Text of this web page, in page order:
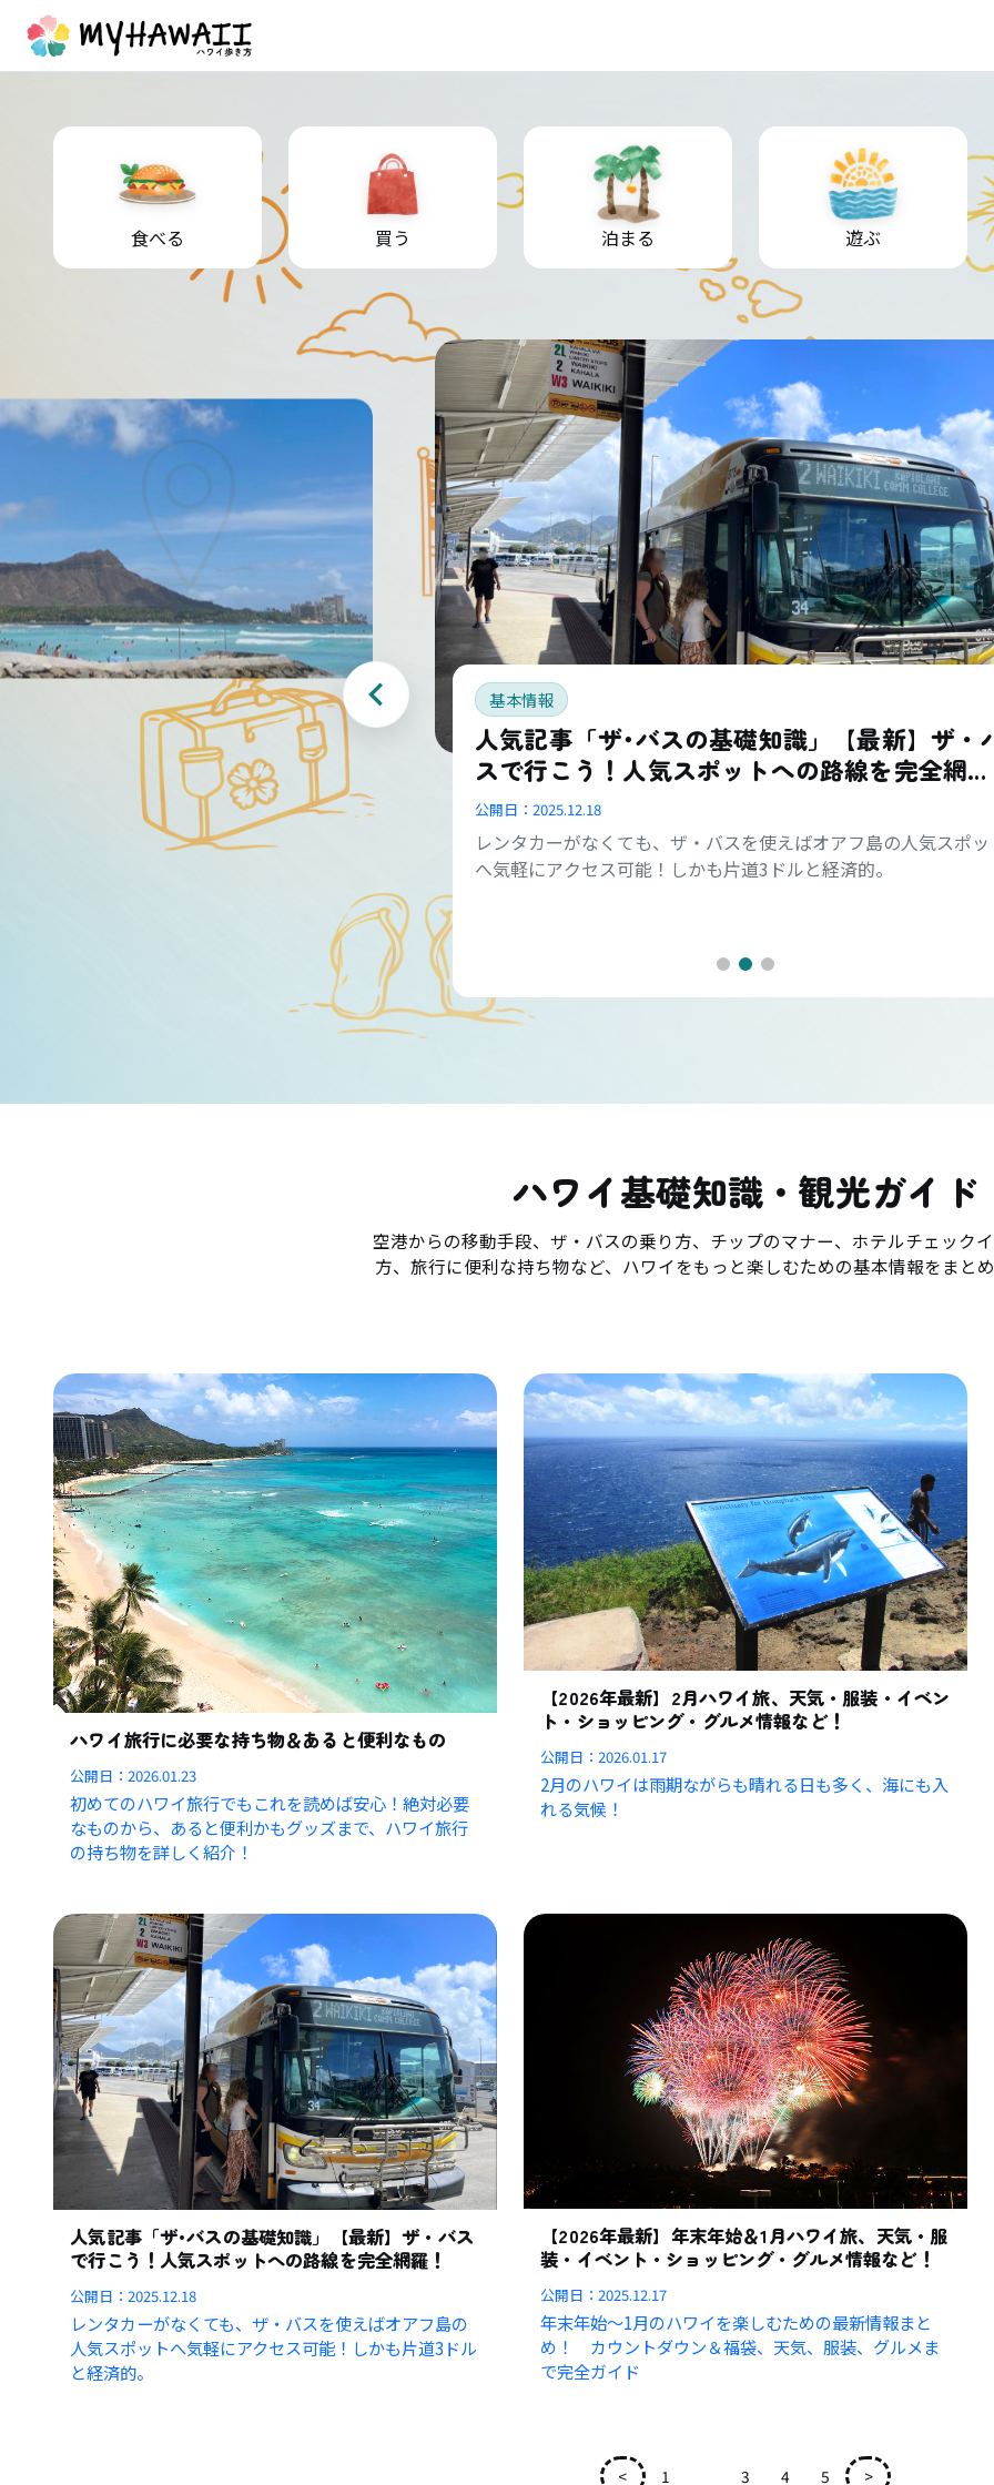
食べる 買う 泊まる 遊ぶ
基本情報
人気記事「ザ･バスの基礎知識」【最新】ザ・
スで行こう！人気スポットへの路線を完全網
羅！
公開日： 2025.12.18
レンタカーがなくても、ザ・バスを使えばオアフ島の人気スポ
へ気軽にアクセス可能！しかも片道3ドルと経済的。
ハワイ基礎知識・観光ガイド
空港からの移動手段、ザ・バスの乗り方、チップのマナー、ホテルチェック
方、旅行に便利な持ち物など、ハワイをもっと楽しむための基本情報をまと
ハワイ旅行に必要な持ち物＆あると便利なもの
公開日：2026.01.23
初めてのハワイ旅行でもこれを読めば安心！絶対必要
なものから、あると便利かもグッズまで、ハワイ旅行
の持ち物を詳しく紹介！
【2026年最新】2月ハワイ旅、天気・服装・イベン
ト・ショッピング・グルメ情報など！
公開日：2026.01.17
2月のハワイは雨期ながらも晴れる日も多く、海にも入
れる気候！
人気記事「ザ･バスの基礎知識」【最新】ザ・バス
で行こう！人気スポットへの路線を完全網羅！
公開日：2025.12.18
レンタカーがなくても、ザ・バスを使えばオアフ島の
人気スポットへ気軽にアクセス可能！しかも片道3ドル
と経済的。
【2026年最新】年末年始＆1月ハワイ旅、天気・服
装・イベント・ショッピング・グルメ情報など！
公開日：2025.12.17
年末年始～1月のハワイを楽しむための最新情報まと
め！ カウントダウン＆福袋、天気、服装、グルメま
で完全ガイド
< 1 3 4 5 >